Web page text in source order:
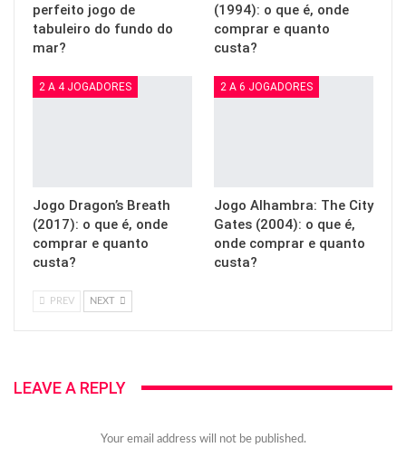
perfeito jogo de
tabuleiro do fundo do
mar?
(1994): o que é, onde
comprar e quanto
custa?
2 A 4 JOGADORES
Jogo Dragon’s Breath
(2017): o que é, onde
comprar e quanto
custa?
2 A 6 JOGADORES
Jogo Alhambra: The City
Gates (2004): o que é,
onde comprar e quanto
custa?
PREV NEXT
LEAVE A REPLY
Your email address will not be published.